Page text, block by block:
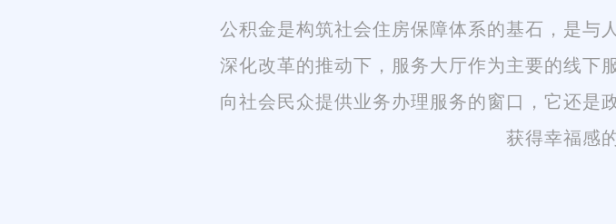
公积金是构筑社会住房保障体系的基石，是与
深化改革的推动下，服务大厅作为主要的线下
向社会民众提供业务办理服务的窗口，它还是
获得幸福感